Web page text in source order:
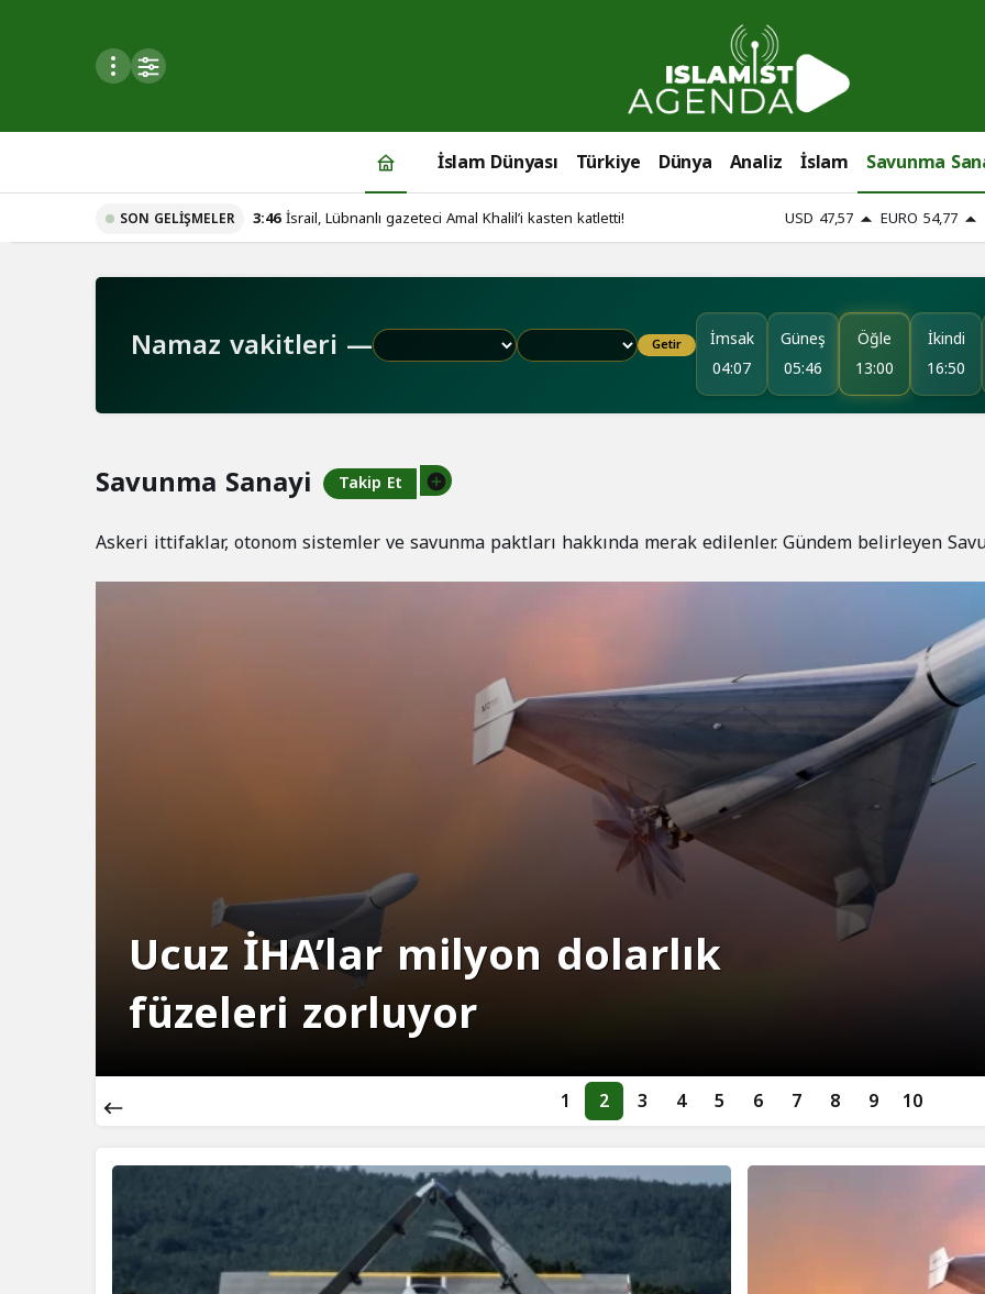
Mod
Savunma
Sanayi
Haberleri
İslam Dünyası Türkiye Dünya Analiz İslam Savunma
SON GELIŞMELER 3:46 İsrail, Lübnanlı gazeteci Amal Khalil’i kasten katletti! USD 47,57 EURO 54,77
Namaz vakitleri — Getir
İmsak
04:07
Güneş
05:46
Öğle
13:00
İkindi
16:50
Savunma Sanayi Takip Et
Askeri ittifaklar, otonom sistemler ve savunma paktları hakkında merak edilenler. Gündem belirleyen
Ucuz İHA’lar milyon dolarlık
füzeleri zorluyor
1 2 3 4 5 6 7 8 9 10